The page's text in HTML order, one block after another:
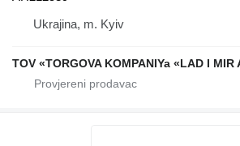
Ukrajina, m. Kyiv
TOV «TORGOVA KOMPANIYa «LAD I MIR